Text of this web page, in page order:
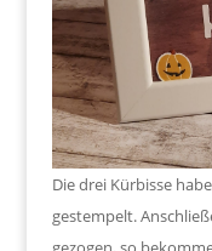
Die drei Kürbisse
gestempelt.